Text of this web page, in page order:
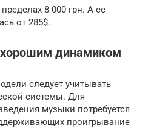
8 000 грн. А ее
от 285$.
динамиком
следует учитывать
системы. Для
музыки потребуется
проигрывание